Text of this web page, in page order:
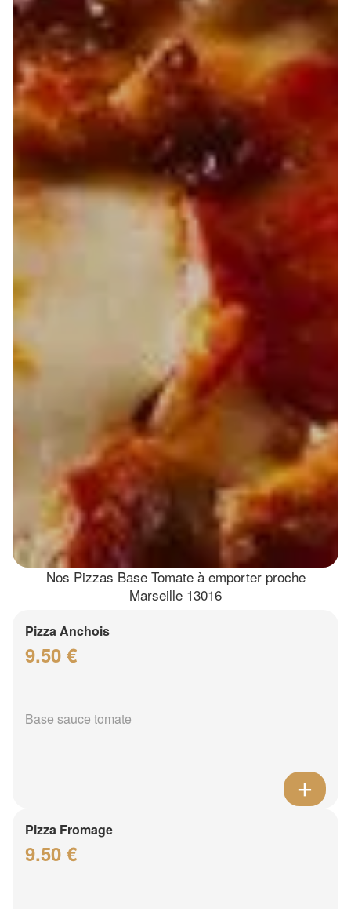
Nos Pizzas Base Tomate à emporter proche
Marseille 13016
Pizza Anchois
9.50 €
Base sauce tomate
Pizza Fromage
9.50 €